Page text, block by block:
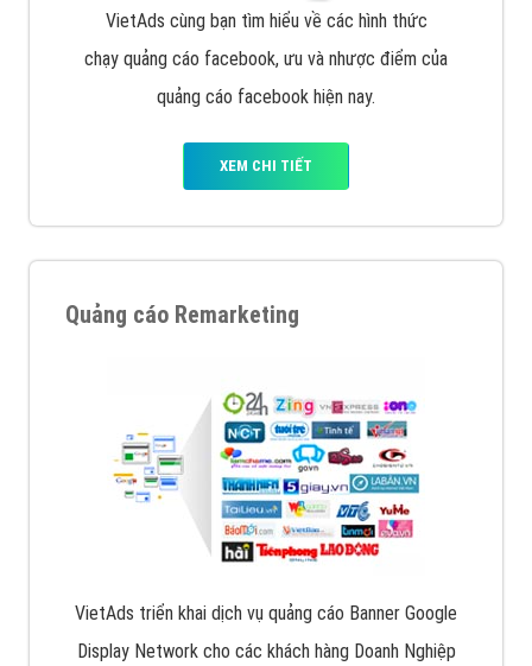
VietAds cùng bạn tìm hiểu về các hình thức
chạy quảng cáo facebook, ưu và nhược điểm của
quảng cáo facebook hiện nay.
XEM CHI TIẾT
Quảng cáo Remarketing
VietAds triển khai dịch vụ quảng cáo Banner Google
Display Network cho các khách hàng Doanh Nghiệp